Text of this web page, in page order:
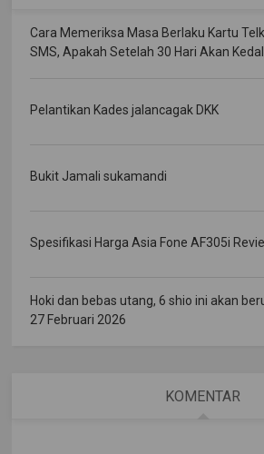
Cara Memeriksa Masa Berlaku Kartu
SMS, Apakah Setelah 30 Hari Akan
Pelantikan Kades jalancagak DKK
Bukit Jamali sukamandi
Spesifikasi Harga Asia Fone AF305i
Hoki dan bebas utang, 6 shio ini akan
27 Februari 2026
KOMENTAR